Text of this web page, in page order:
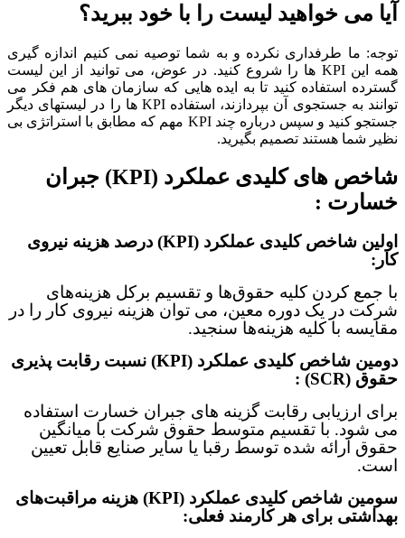
آیا می خواهید لیست را با خود ببرید؟
توجه: ما طرفداری نکرده و به شما توصیه نمی کنیم اندازه گیری
همه این KPI ها را شروع کنید. در عوض، می توانید از این لیست
گسترده استفاده کنید تا به ایده هایی که سازمان های هم فکر می
توانند به جستجوی آن بپردازند، استفاده KPI ها را در لیستهای دیگر
جستجو کنید و سپس درباره چند KPI مهم که مطابق با استراتژی بی
نظیر شما هستند تصمیم بگیرید.
شاخص های کلیدی عملکرد (KPI) جبران
خسارت :
اولین شاخص‌ کلیدی عملکرد (KPI
) درصد هزینه نیروی
کار:
با جمع کردن کلیه حقوق‌ها و تقسیم برکل هزینه‌های
شرکت در یک دوره معین، می توان هزینه نیروی کار را در
مقایسه با کلیه هزینه‌ها سنجید.
دومین شاخص‌ کلیدی عملکرد (KPI
) نسبت رقابت پذیری
حقوق : (SCR)
برای ارزیابی رقابت گزینه های جبران خسارت استفاده
می شود. با تقسیم متوسط حقوق شرکت با میانگین
حقوق ارائه شده توسط رقبا یا سایر صنایع قابل تعیین
است.
سومین شاخص‌ کلیدی عملکرد (KPI
) هزینه مراقبت‌های
بهداشتی برای هر کارمند فعلی: